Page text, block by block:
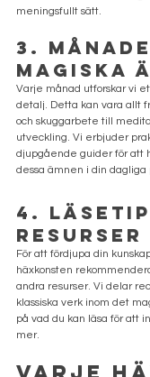
meningsfullt sätt.
3.
Magiska
Varje månad utforskar vi
detalj. Detta kan vara allt
och skuggarbete till
utveckling. Vi erbjuder
djupgående guider för att
dessa ämnen i din dagliga
4.
Resurser
För att fördjupa din
häxkonsten
andra resurser. Vi delar
klassiska verk inom det
på vad du kan läsa för att
mer.